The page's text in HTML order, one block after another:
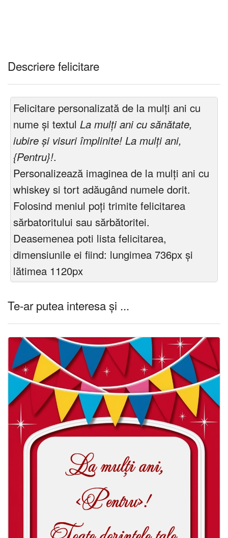
Descriere felicitare
Felicitare personalizată de la mulți ani cu
nume și textul La mulți ani cu sănătate,
iubire și visuri împlinite! La mulți ani,
{Pentru}!.
Personalizează imaginea de la mulți ani cu
whiskey si tort adăugând numele dorit.
Folosind meniul poți trimite felicitarea
sărbatoritului sau sărbătoritei.
Deasemenea poti lista felicitarea,
dimensiunile ei fiind: lungimea 736px și
lătimea 1120px
Te-ar putea interesa și ...